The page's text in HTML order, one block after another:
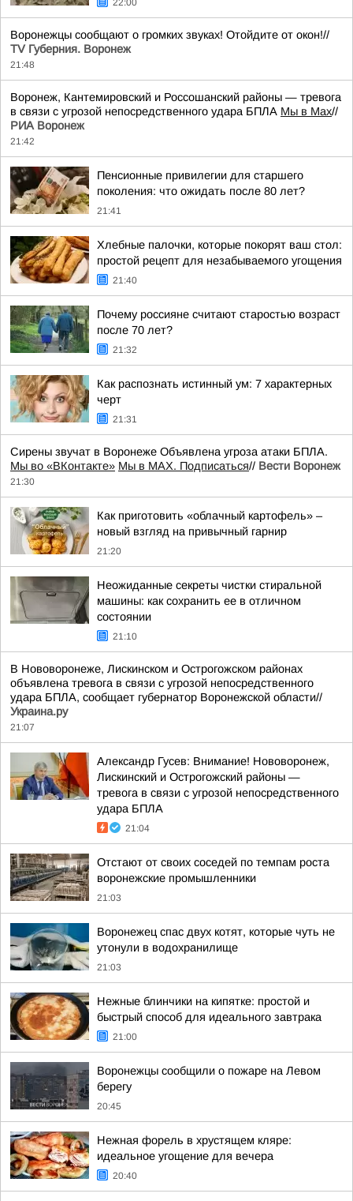
22:00
Воронежцы сообщают о громких звуках! Отойдите от окон!//
TV Губерния. Воронеж
21:48
Воронеж, Кантемировский и Россошанский районы — тревога
в связи с угрозой непосредственного удара БПЛА Мы в Мах//
РИА Воронеж
21:42
Пенсионные привилегии для старшего
поколения: что ожидать после 80 лет?
21:41
Хлебные палочки, которые покорят ваш стол:
простой рецепт для незабываемого угощения
21:40
Почему россияне считают старостью возраст
после 70 лет?
21:32
Как распознать истинный ум: 7 характерных
черт
21:31
Сирены звучат в Воронеже Объявлена угроза атаки БПЛА.
Мы во «ВКонтакте» Мы в MAX. Подписаться// Вести Воронеж
21:30
Как приготовить «облачный картофель» –
новый взгляд на привычный гарнир
21:20
Неожиданные секреты чистки стиральной
машины: как сохранить ее в отличном
состоянии
21:10
В Нововоронеже, Лискинском и Острогожском районах
объявлена тревога в связи с угрозой непосредственного
удара БПЛА, сообщает губернатор Воронежской области//
Украина.ру
21:07
Александр Гусев: Внимание! Нововоронеж,
Лискинский и Острогожский районы —
тревога в связи с угрозой непосредственного
удара БПЛА
21:04
Отстают от своих соседей по темпам роста
воронежские промышленники
21:03
Воронежец спас двух котят, которые чуть не
утонули в водохранилище
21:03
Нежные блинчики на кипятке: простой и
быстрый способ для идеального завтрака
21:00
Воронежцы сообщили о пожаре на Левом
берегу
20:45
Нежная форель в хрустящем кляре:
идеальное угощение для вечера
20:40